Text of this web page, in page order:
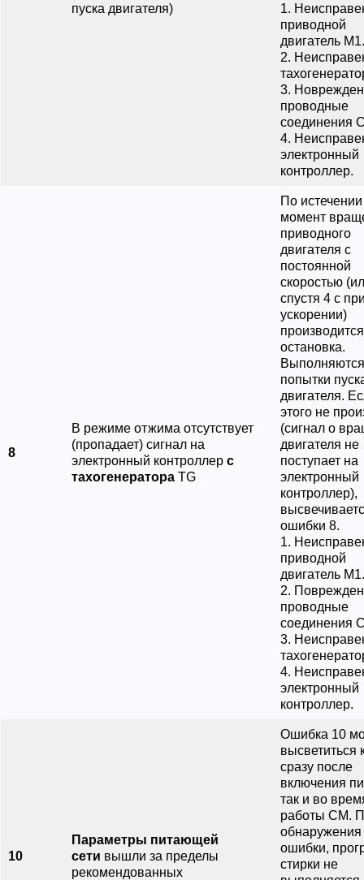
пуска двигателя)
1.
приводной
двигатель М1.
2.
3.
проводные
соединения
4.
электронный
контроллер.
8
В режиме отжима отсутствует
(пропадает) сигнал на
электронный контроллер с
тахогенератора ТG
По
момент
приводного
двигателя с
постоянной
скоростью
спустя 4 с
ускорении)
остановка.
попытки
двигателя.
этого не
(сигнал о
двигателя не
поступает на
электронный
контроллер),
ошибки 8.
1.
приводной
двигатель М1.
2.
проводные
соединения
3.
4.
электронный
контроллер.
10
Параметры питающей
сети вышли за пределы
рекомендованных
Ошибка 10
высветиться
сразу после
включения
так и во
работы СМ.
обнаружения
ошибки,
стирки не